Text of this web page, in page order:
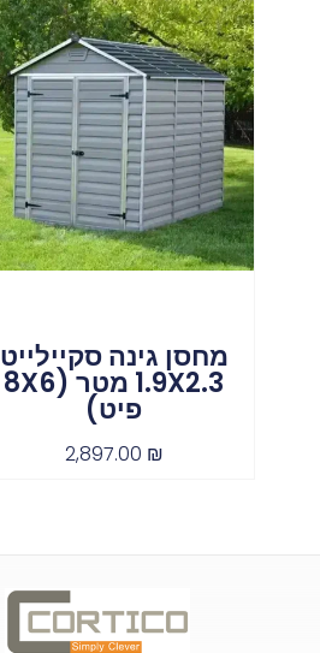
מחסן גינה סקיילייט
1.9X2.3 מטר (8X6
פיט)
2,897.00 ₪